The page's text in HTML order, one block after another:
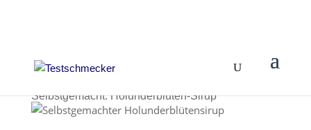
Selbstgemacht: Holunderblüten-Sirup